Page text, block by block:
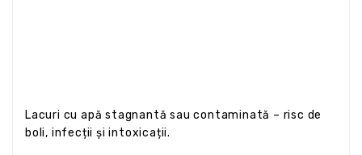
Lacuri cu apă stagnantă sau contaminată – risc de
boli, infecții și intoxicații.